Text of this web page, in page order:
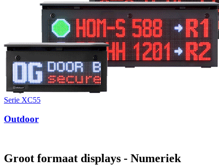
Serie XC55
Outdoor
Groot formaat displays - Numeriek